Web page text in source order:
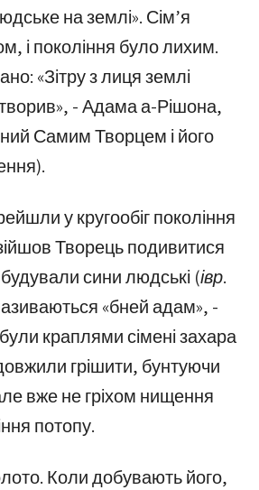
на землі». Сім’я
і покоління було лихим.
«Зітру з лиця землі
- Адама а-Рішона,
Самим Творцем і його
у кругообіг покоління
Творець подивитися
сини людські (івр.
«бней адам», -
краплями сімені захара
грішити, бунтуючи
вже не гріхом нищення
потопу.
Коли добувають його,